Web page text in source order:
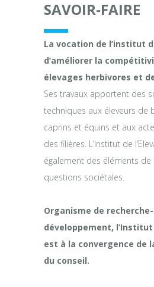
SAVOIR-FAIRE
La vocation de l’institut
d’améliorer la
élevages herbivores et
Ses travaux apportent des
techniques aux éleveurs de
caprins et équins et aux
des filières. L’Institut de
également des éléments
questions sociétales.
Organisme de recherche-
développement, l’Institut
est à la convergence de
du conseil.